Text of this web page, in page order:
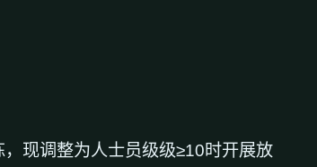
现调整为人士员级级≥10时开展放